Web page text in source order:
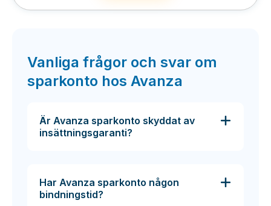
Vanliga frågor och svar om
sparkonto hos Avanza
Är Avanza sparkonto skyddat av
insättningsgaranti?
Har Avanza sparkonto någon
bindningstid?